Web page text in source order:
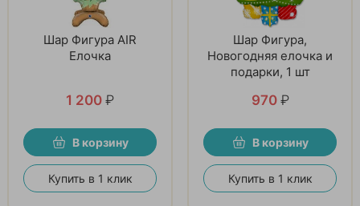
Шар Фигура AIR
Елочка
1 200 ₽
В корзину
Купить в 1 клик
Шар Фигура,
Новогодняя елочка и
подарки, 1 шт
970 ₽
В корзину
Купить в 1 клик